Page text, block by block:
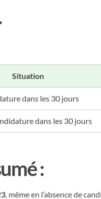
Situation
dans les 30 jours
dans les 30 jours
:
, même en l’absence de